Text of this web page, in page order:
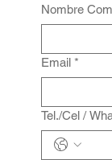
Nombre
Email *
Tel./Cel /